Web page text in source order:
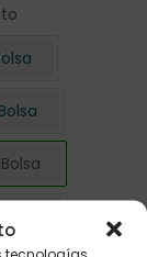
tecnologías